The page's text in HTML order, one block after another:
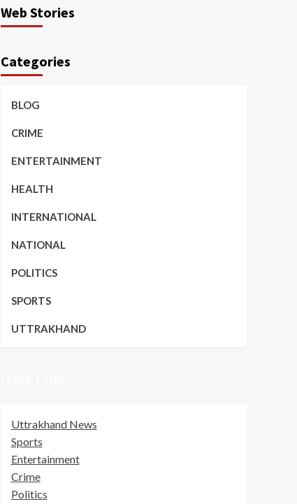
Web Stories
Categories
BLOG
CRIME
ENTERTAINMENT
HEALTH
INTERNATIONAL
NATIONAL
POLITICS
SPORTS
UTTRAKHAND
Uttrakhand News
Sports
Entertainment
Crime
Politics